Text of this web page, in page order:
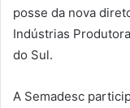
posse da nova
Indústrias
do Sul.
A Semadesc